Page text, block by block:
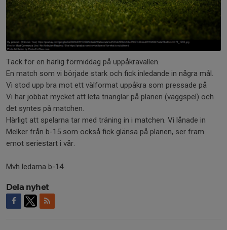
Tack för en härlig förmiddag på uppåkravallen.
En match som vi började stark och fick inledande in några mål.
Vi stod upp bra mot ett välformat uppåkra som pressade på
Vi har jobbat mycket att leta trianglar på planen (väggspel) och
det syntes på matchen.
Härligt att spelarna tar med träning in i matchen. Vi lånade in
Melker från b-15 som också fick glänsa på planen, ser fram
emot seriestart i vår.
Mvh ledarna b-14
Dela nyhet